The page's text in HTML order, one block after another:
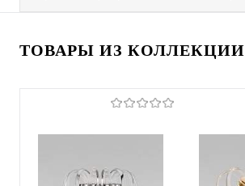
ТОВАРЫ ИЗ КОЛЛЕКЦИИ